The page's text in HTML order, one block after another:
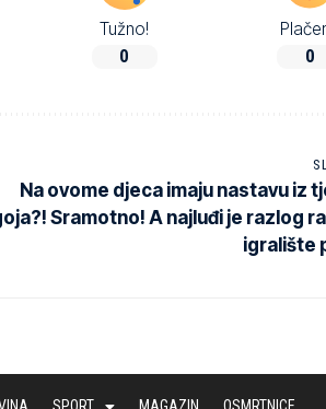
Tužno!
0 0
Na ovome djeca imaju nastavu iz
Sramotno! A najluđi je razlog
igralište